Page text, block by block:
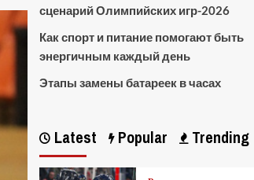
сценарий Олимпийских игр-2026
Как спорт и питание помогают быть
энергичным каждый день
Этапы замены батареек в часах
Latest Popular Trending